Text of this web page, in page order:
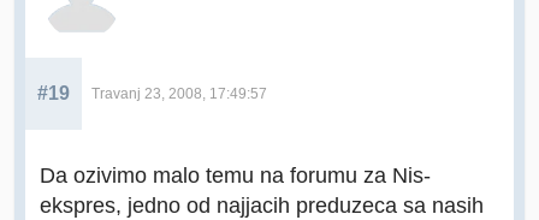
#19 Travanj 23, 2008, 17:49:57
Da ozivimo malo temu na forumu za Nis-
ekspres, jedno od najjacih preduzeca sa nasih